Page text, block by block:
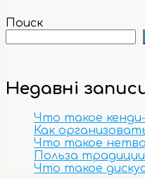
Поиск
Недавні
Что такое
Как
Что такое
Польза
Что такое